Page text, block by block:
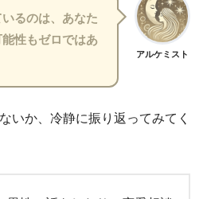
アルケミスト
るのは、あなた
性もゼロではあ
いか、冷静に振り返ってみてく